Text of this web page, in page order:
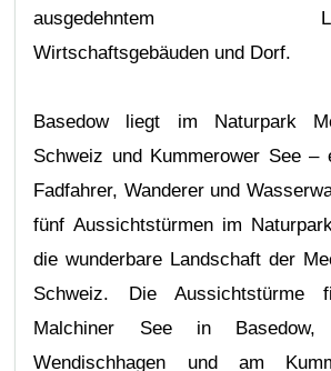
ausgedehntem
Wirtschaftsgebäuden und Dorf.
Basedow liegt im Naturpark
Schweiz und Kummerower See –
Fadfahrer, Wanderer und
fünf Aussichtstürmen im
die wunderbare Landschaft der
Schweiz. Die Aussichtstürme
Malchiner See in Basedow,
Wendischhagen und am